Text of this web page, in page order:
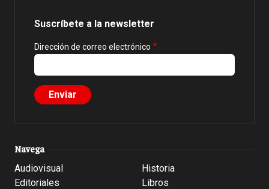
Suscríbete a la newsletter
Dirección de correo electrónico
Navega
Audiovisual
Editoriales
Historia
Libros